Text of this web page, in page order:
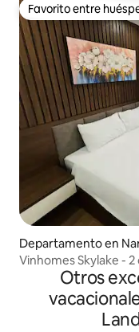
Favorito entre
Favorito entre
Departamento en
Vinhomes Skylake -
DINH - Kane
Otros